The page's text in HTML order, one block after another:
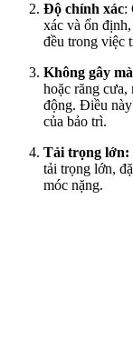
Độ chính xác:
xác và ổn
đều trong việc
Không gây
hoặc răng cưa,
động. Điều
của bảo trì.
Tải trọng lớn:
tải trọng lớn,
móc nặng.